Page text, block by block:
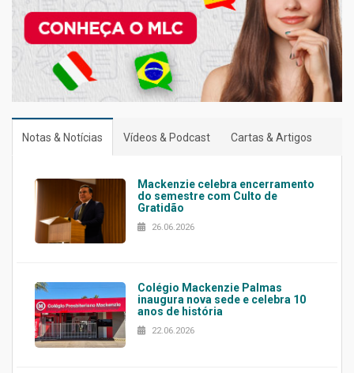
Notas & Notícias Vídeos & Podcast Cartas & Artigos
Mackenzie celebra encerramento
do semestre com Culto de
Gratidão
26.06.2026
Colégio Mackenzie Palmas
inaugura nova sede e celebra 10
anos de história
22.06.2026